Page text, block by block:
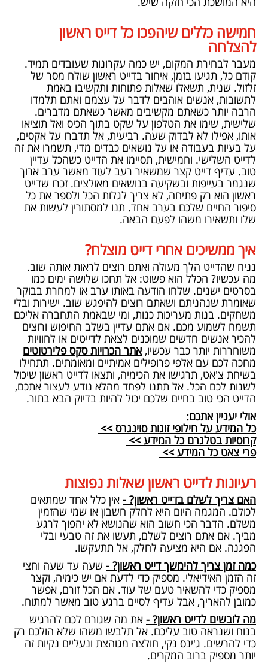
חמישה כללים שיהפכו כל דייט ראשון
להצלחה
מעבר לבחירת המקום, יש כמה עקרונות שעובדים תמיד.
קודם כל, תגיעו בזמן, איחור בדייט ראשון שולח מסר של
זלזול. שנית, תשאלו שאלות פתוחות ותקשיבו באמת
לתשובות, אנשים אוהבים לדבר על עצמם ואתם תלמדו
הרבה יותר כשאתם מקשיבים מאשר כשאתם מדברים.
שלישית, שימו את הטלפון על שקט בתוך הכיס ואל תוציאו
אותו, אפילו לא לבדוק שעה. רביעית, אל תדברו על אקסים,
על בעיות בעבודה או על נושאים כבדים מדי, תשמרו את זה
לדייט השלישי. וחמישית, תסיימו את הדייט כשהכל עדיין
טוב. עדיף דייט קצר שמשאיר רעב לעוד מאשר ערב ארוך
שנגמר בעייפות ובשקיעה בנושאים מאולצים. זכרו שדייט
ראשון הוא רק פתיחה, לא צריך לגלות הכל ולספר את כל
סיפור החיים שלכם בערב אחד. תנו למסתורין לעשות את
שלו ותשאירו משהו לפעם הבאה.
איך ממשיכים אחרי דייט מוצלח?
נניח שהדייט הלך מעולה ואתם רוצים לראות אותה שוב.
מה עכשיו? הכלל הוא פשוט: אל תחכו שלושה ימים כמו
בסרטים ישנים. שלחו הודעה באותו ערב או למחרת בבוקר
שאומרת שנהניתם ושאתם רוצים להיפגש שוב. ישירות ובלי
משחקים. בנות מעריכות כנות, ומי שבאמת התחברה אליכם
תשמח לשמוע מכם. אם אתם עדיין בשלב החיפוש ורוצים
להכיר אנשים חדשים שמוכנים לצאת לדייטים או לחוויות
משוחררות יותר כבר עכשיו,אתר הכרויות סקס פלירטוטים
מחכה לכם עם אלפי פרופילים אמיתיים ומאומתים. תתחילו
בשיחת צ'אט, תרגישו את הכימיה, ותצאו לדייט ראשון שיכול
לשנות לכם הכל. אל תתנו לפחד מהלא נודע לעצור אתכם,
הדייט הכי טוב בחיים שלכם יכול להיות בדיוק הבא בתור.
אולי יעניין אתכם:
כל המידע על חילופי זוגות סוינגרס >>
קרוסיות בטלגרם כל המידע >>
פרי צאט כל המידע >>
רעיונות לדייט ראשון שאלות נפוצות
האם צריך לשלם בדייט ראשון? - אין כלל אחד שמתאים
לכולם. המגמה היום היא לחלק חשבון או שמי שהזמין
משלם. הדבר הכי חשוב הוא שהנושא לא יהפוך לרגע
מביך. אם אתם רוצים לשלם, תעשו את זה טבעי ובלי
הפגנה. אם היא מציעה לחלק, אל תתעקשו.
כמה זמן צריך להימשך דייט ראשון? - שעה עד שעה וחצי
זה הזמן האידיאלי. מספיק כדי לדעת אם יש כימיה, וקצר
מספיק כדי להשאיר טעם של עוד. אם הכל זורם, אפשר
כמובן להאריך, אבל עדיף לסיים ברגע טוב מאשר למתוח.
מה לובשים לדייט ראשון? - את מה שגורם לכם להרגיש
בנוח ושנראה טוב עליכם. אל תלבשו משהו שלא הולכם רק
כדי להרשים. ג'ינס נקי, חולצה מגוהצת ונעליים נקיות זה
יותר מספיק ברוב המקרים.